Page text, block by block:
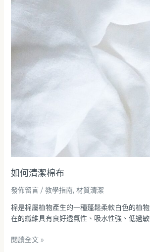
如何清潔棉布
發佈留言 / 教學指南, 材質清潔
棉是棉屬植物產生的一種蓬鬆柔軟白色的植
在的纖維具有良好透氣性、吸水性強、低過
布
閱讀全文 »